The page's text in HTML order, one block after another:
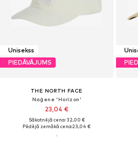
Unisekss
PIEDĀVĀJUMS
THE NORTH FACE
Naģene 'Horizon'
23,04 €
Sākotnējā cena: 32,00 €
Pēdējā zemākā cena:23,04 €